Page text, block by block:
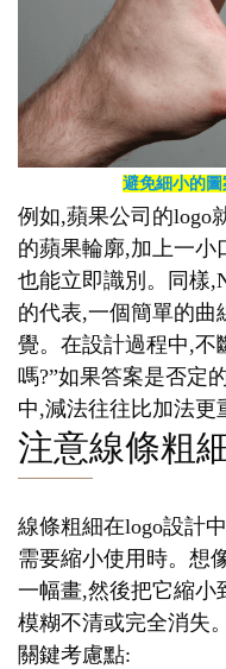
避免細小的圖
例如,蘋果公司的logo
的蘋果輪廓,加上一小
也能立即識別。同樣
的代表,一個簡單的曲
覺。在設計過程中,不
嗎?”如果答案是否定
中,減法往往比加法更
注意線條粗
線條粗細在logo設計
需要縮小使用時。想
一幅畫,然後把它縮小
模糊不清或完全消失
關鍵考慮點: